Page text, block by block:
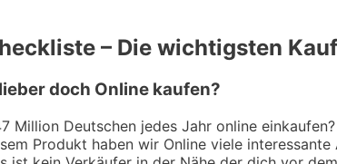
– Die wichtigsten
doch Online kaufen?
Million Deutschen jedes Jahr online
Produkt haben wir Online viele